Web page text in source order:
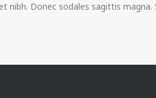
nibh. Donec sodales sagittis